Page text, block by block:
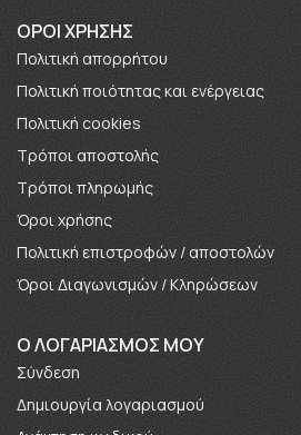
ΟΡΟΙ ΧΡΗΣΗΣ
Πολιτική απορρήτου
Πολιτική ποιότητας και ενέργειας
Πολιτική cookies
Τρόποι αποστολής
Τρόποι πληρωμής
Όροι χρήσης
Πολιτική επιστροφών / αποστολών
Όροι Διαγωνισμών / Κληρώσεων
O ΛΟΓΑΡΙΑΣΜΟΣ ΜΟΥ
Σύνδεση
Δημιουργία λογαριασμού